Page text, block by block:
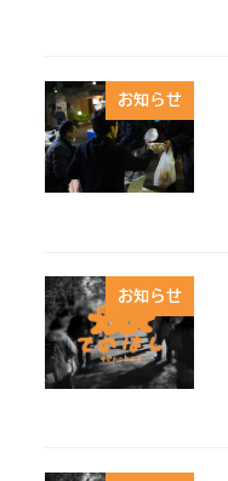
お知らせ
お知らせ